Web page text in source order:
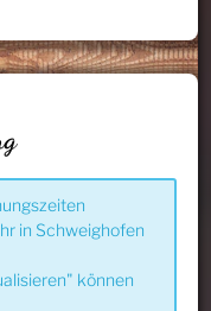
in Schweighofen
können